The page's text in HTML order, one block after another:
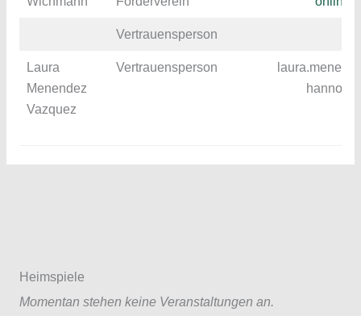
Vertrauensperson
Laura
Menendez
Vazquez
Vertrauensperson
Heimspiele
Momentan stehen keine Veranstaltungen an.